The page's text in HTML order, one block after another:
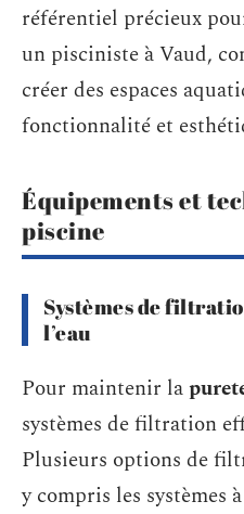
référentiel précieux
un pisciniste à Vaud,
créer des espaces
fonctionnalité et
Équipements et
piscine
Systèmes de
l’eau
Pour maintenir la
systèmes de filtration
Plusieurs options de
y compris les systèmes